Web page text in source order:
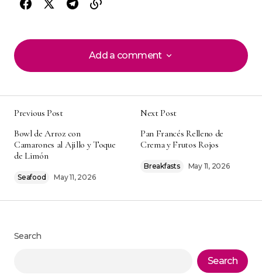
Add a comment
Add a comment
Required fields are marked*
Your Name
Previous Post
Bowl de Arroz con
Camarones al Ajillo y Toque
de Limón
Seafood May 11, 2026
Next Post
Pan Francés Relleno de
Crema y Frutos Rojos
Breakfasts May 11, 2026
Search
Search